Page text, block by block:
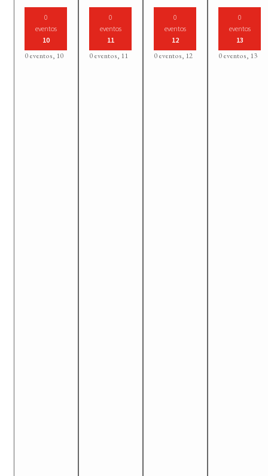
0
eventos
10
0 eventos, 10
0
eventos
11
0 eventos, 11
0
eventos
12
0 eventos, 12
0
eventos
13
0 eventos, 13